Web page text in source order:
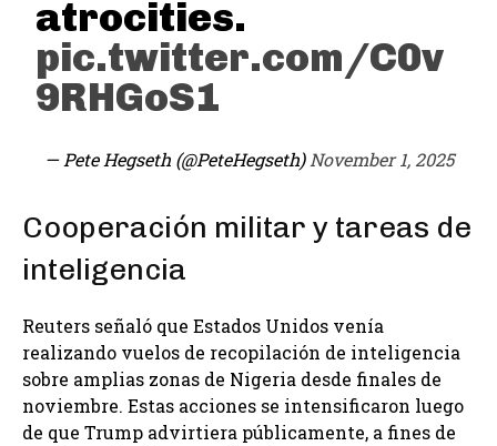
atrocities.
pic.twitter.com/C0v
9RHGoS1
— Pete Hegseth (@PeteHegseth)November 1, 2025
Cooperación militar y tareas de
inteligencia
Reuters señaló que Estados Unidos venía
realizando vuelos de recopilación de inteligencia
sobre amplias zonas de Nigeria desde finales de
noviembre. Estas acciones se intensificaron luego
de que Trump advirtiera públicamente, a fines de